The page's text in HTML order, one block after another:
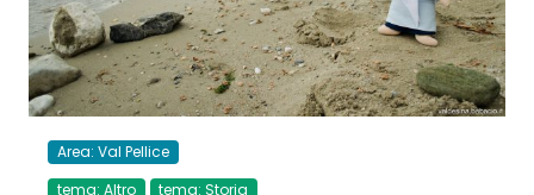
Area: Val Pellice
tema: Altro
tema: Storia